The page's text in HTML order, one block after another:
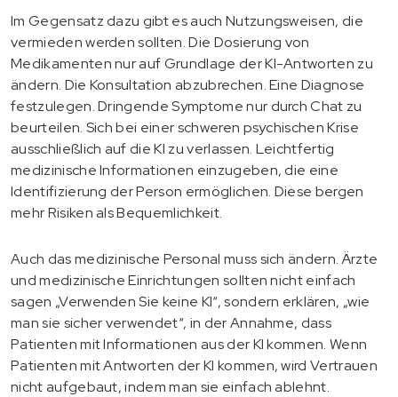
Im Gegensatz dazu gibt es auch Nutzungsweisen, die
vermieden werden sollten. Die Dosierung von
Medikamenten nur auf Grundlage der KI-Antworten zu
ändern. Die Konsultation abzubrechen. Eine Diagnose
festzulegen. Dringende Symptome nur durch Chat zu
beurteilen. Sich bei einer schweren psychischen Krise
ausschließlich auf die KI zu verlassen. Leichtfertig
medizinische Informationen einzugeben, die eine
Identifizierung der Person ermöglichen. Diese bergen
mehr Risiken als Bequemlichkeit.
Auch das medizinische Personal muss sich ändern. Ärzte
und medizinische Einrichtungen sollten nicht einfach
sagen „Verwenden Sie keine KI“, sondern erklären, „wie
man sie sicher verwendet“, in der Annahme, dass
Patienten mit Informationen aus der KI kommen. Wenn
Patienten mit Antworten der KI kommen, wird Vertrauen
nicht aufgebaut, indem man sie einfach ablehnt.